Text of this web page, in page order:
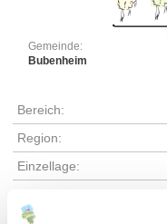
Gemeinde:
Bubenheim
Bereich:
Region:
Einzellage: